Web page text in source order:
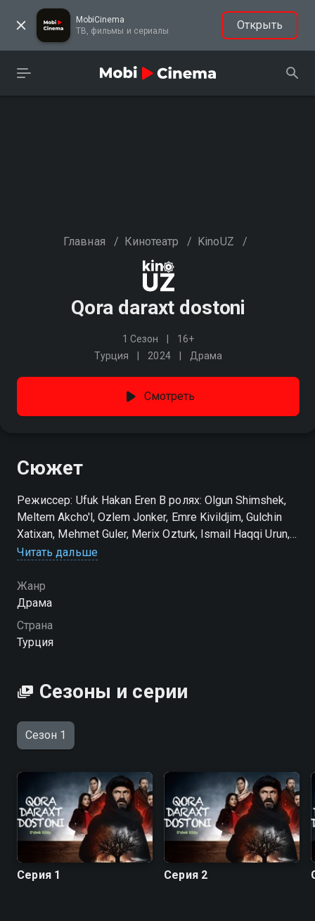
MobiCinema
ТВ, фильмы и сериалы
Открыть
Главная / Кинотеатр / KinoUZ /
Qora daraxt dostoni
1 Сезон
16+
Турция
2024 Драма
Смотреть
Сюжет
Режиссер: Ufuk Hakan Eren В ролях: Olgun Shimshek,
Meltem Akcho'l, Ozlem Jonker, Emre Kivildjim, Gulchin
Xatixan, Mehmet Guler, Merix Ozturk, Ismail Haqqi Urun,
Nurhayat Boz, Sevtap Ozaltun
Читать дальше
Жанр
Драма
Страна
Турция
Сезоны и серии
Сезон 1
Серия 1 Серия 2